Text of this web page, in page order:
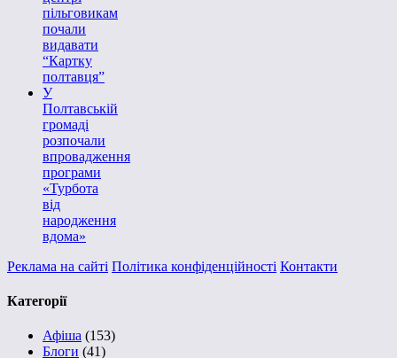
пільговикам
почали
видавати
“Картку
полтавця”
У
Полтавській
громаді
розпочали
впровадження
програми
«Турбота
від
народження
вдома»
Реклама на сайті Політика конфіденційності Контакти
Категорії
Афіша (153)
Блоги (41)